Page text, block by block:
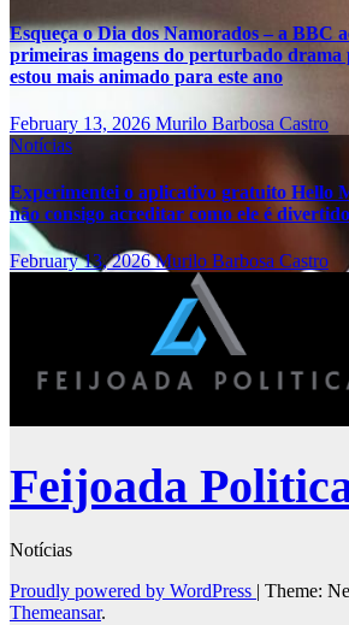
Esqueça o Dia dos Namorados – a BBC
primeiras imagens do perturbado
estou mais animado para este ano
February 13, 2026 Murilo Barbosa Castro
Notícias
Experimentei o aplicativo gratuito Hello
não consigo acreditar como ele é
February 13, 2026Murilo Barbosa Castro
Feijoada
Notícias
Proudly powered by WordPress | Theme:
Themeansar.